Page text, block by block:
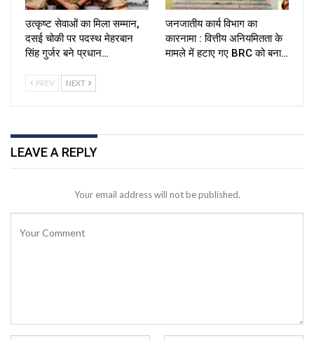
उत्कृष्ट सेवाओं का मिला सम्मान,
दसई चोकी पर पदस्थ मेहरबान
सिंह गुर्जर बने प्रधान…
जनजातीय कार्य विभाग का
कारनामा : वित्तीय अनियमितता के
मामले में हटाए गए BRC को बना…
PREV NEXT
LEAVE A REPLY
Your email address will not be published.